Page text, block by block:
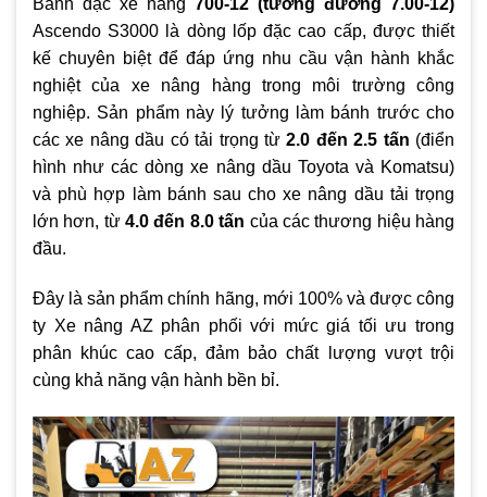
Bánh đặc xe nâng 700-12 (tương đương 7.00-12)
Ascendo S3000 là dòng lốp đặc cao cấp, được thiết
kế chuyên biệt để đáp ứng nhu cầu vận hành khắc
nghiệt của xe nâng hàng trong môi trường công
nghiệp. Sản phẩm này lý tưởng làm bánh trước cho
các xe nâng dầu có tải trọng từ2.0 đến 2.5 tấn (điển
hình như các dòng xe nâng dầu Toyota và Komatsu)
và phù hợp làm bánh sau cho xe nâng dầu tải trọng
lớn hơn, từ4.0 đến 8.0 tấn của các thương hiệu hàng
đầu.
Đây là sản phẩm chính hãng, mới 100% và được công
ty Xe nâng AZ phân phối với mức giá tối ưu trong
phân khúc cao cấp, đảm bảo chất lượng vượt trội
cùng khả năng vận hành bền bỉ.